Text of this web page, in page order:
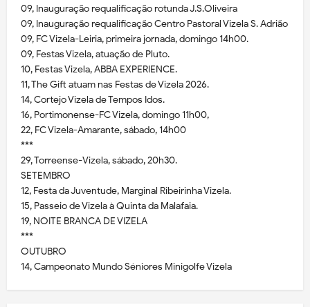
09, Inauguração requalificação rotunda J.S.Oliveira
09, Inauguração requalificação Centro Pastoral Vizela S. Adrião
09, FC Vizela-Leiria, primeira jornada, domingo 14h00.
09, Festas Vizela, atuação de Pluto.
10, Festas Vizela, ABBA EXPERIENCE.
11, The Gift atuam nas Festas de Vizela 2026.
14, Cortejo Vizela de Tempos Idos.
16, Portimonense-FC Vizela, domingo 11h00,
22, FC Vizela-Amarante, sábado, 14h00
***
29, Torreense-Vizela, sábado, 20h30.
SETEMBRO
12, Festa da Juventude, Marginal Ribeirinha Vizela.
15, Passeio de Vizela à Quinta da Malafaia.
19, NOITE BRANCA DE VIZELA
***
OUTUBRO
14, Campeonato Mundo Séniores Minigolfe Vizela